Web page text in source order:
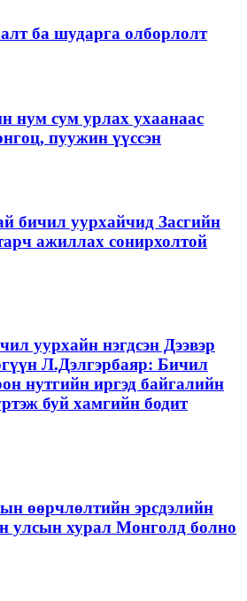
ба шударга олборлолт
нум сум урлах ухаанаас
пуужин үүссэн
бичил уурхайчид Засгийн
ажиллах сонирхолтой
уурхайн нэгдсэн Дээвэр
Л.Дэлгэрбаяр: Бичил
нутгийн иргэд байгалийн
буй хамгийн бодит
өөрчлөлтийн эрсдэлийн
улсын хурал Монголд болно